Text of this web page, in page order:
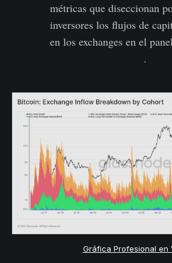
métricas que diseccionan
inversores los flujos de
en los exchanges en el
.
Gráfica Profesional en